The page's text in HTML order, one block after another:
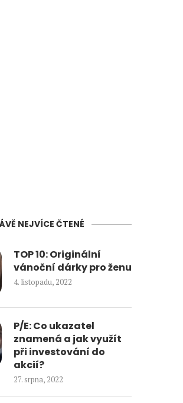
NEJVÍCE ČTENÉ
TOP 10: Originální
vánoční dárky pro ženu
4. listopadu, 2022
P/E: Co ukazatel
znamená a jak využít
při investování do
akcií?
27. srpna, 2022